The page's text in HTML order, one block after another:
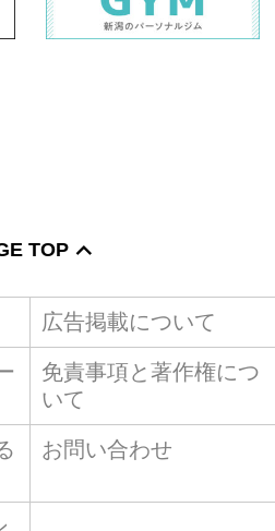
TOP
広告掲載について
免責事項と著作権につ
いて
お問い合わせ